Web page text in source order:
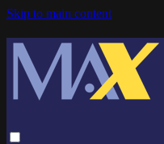
Skip to main content